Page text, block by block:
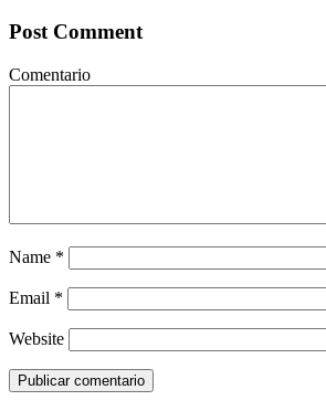
Post Comment
Comentario
Name *
Email *
Website